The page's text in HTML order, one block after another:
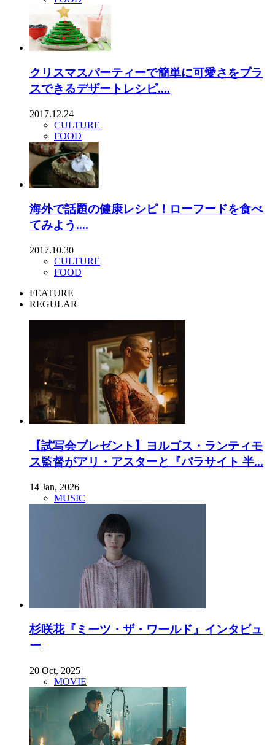
クリスマスパーティーで簡単に可愛さをプラ
スできるデザートレシピ....
2017.12.24
CULTURE
FOOD
海外で話題の健康レシピ！ローフードを食べ
てみよう....
2017.10.30
CULTURE
FOOD
FEATURE
REGULAR
【試写会プレゼント】ヨルゴス・ランティモ
ス監督がアリ・アスターと『パラサイト 半...
14 Jan, 2026
MUSIC
杉咲花『ミーツ・ザ・ワールド』インタビュ
ー
20 Oct, 2025
MOVIE